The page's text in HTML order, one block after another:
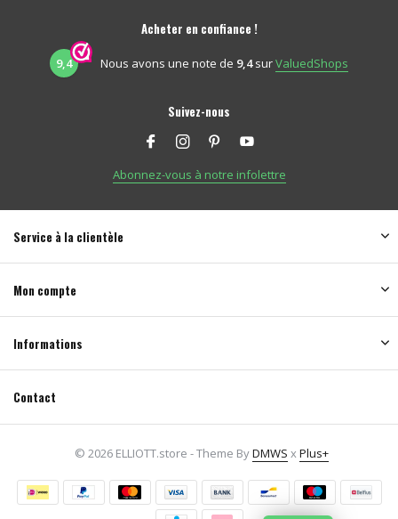
Acheter en confiance !
9,4 Nous avons une note de 9,4surValuedShops
Suivez-nous
Abonnez-vous à notre infolettre
Service à la clientèle
Mon compte
Informations
Contact
© 2026 ELLIOTT.store - Theme ByDMWS xPlus+